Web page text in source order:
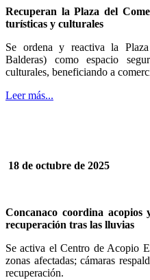
Recuperan la Plaza del
turísticas y culturales
Se ordena y reactiva la
Balderas) como espacio
culturales, beneficiando a
Leer más...
18 de octubre de 2025
Concanaco coordina
recuperación tras las lluvias
Se activa el Centro de Acopio
zonas afectadas; cámaras
recuperación.